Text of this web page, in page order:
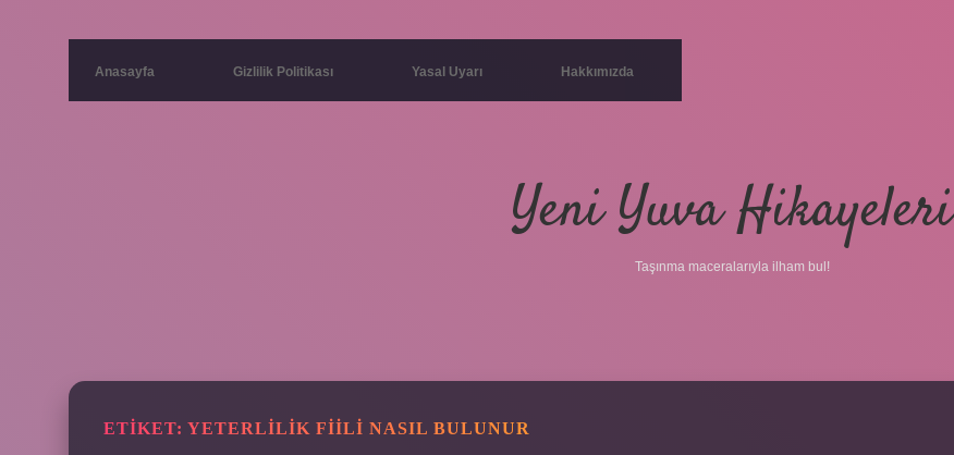
Anasayfa Gizlilik Politikası Yasal Uyarı Hakkımızda
Yeni Yuva Hikayeleri
Taşınma maceralarıyla ilham bul!
ETIKET: YETERLILIK FIILI NASIL BULUNUR